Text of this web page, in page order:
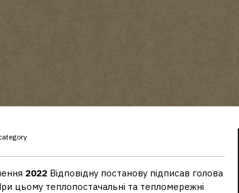
2022 Відповідну постанову підписав голова
цьому теплопостачальні та тепломережні